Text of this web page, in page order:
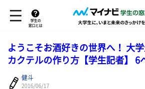
学生の
窓口とは
ようこそお酒好きの世界へ！ 大
カクテルの作り方【学生記者】 6
健斗
2016/06/17